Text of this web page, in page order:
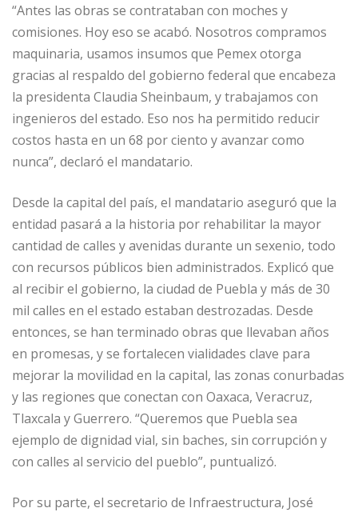
“Antes las obras se contrataban con moches y
comisiones. Hoy eso se acabó. Nosotros compramos
maquinaria, usamos insumos que Pemex otorga
gracias al respaldo del gobierno federal que encabeza
la presidenta Claudia Sheinbaum, y trabajamos con
ingenieros del estado. Eso nos ha permitido reducir
costos hasta en un 68 por ciento y avanzar como
nunca”, declaró el mandatario.
Desde la capital del país, el mandatario aseguró que la
entidad pasará a la historia por rehabilitar la mayor
cantidad de calles y avenidas durante un sexenio, todo
con recursos públicos bien administrados. Explicó que
al recibir el gobierno, la ciudad de Puebla y más de 30
mil calles en el estado estaban destrozadas. Desde
entonces, se han terminado obras que llevaban años
en promesas, y se fortalecen vialidades clave para
mejorar la movilidad en la capital, las zonas conurbadas
y las regiones que conectan con Oaxaca, Veracruz,
Tlaxcala y Guerrero. “Queremos que Puebla sea
ejemplo de dignidad vial, sin baches, sin corrupción y
con calles al servicio del pueblo”, puntualizó.
Por su parte, el secretario de Infraestructura, José